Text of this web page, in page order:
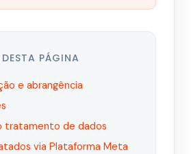
PÁGINA
e abrangência
tratamento de dados
via Plataforma Meta